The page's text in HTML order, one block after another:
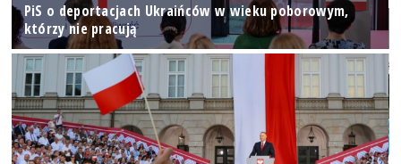
PiS o deportacjach Ukraińców w wieku poborowym,
którzy nie pracują